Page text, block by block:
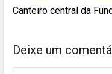
Canteiro central da
Deixe um